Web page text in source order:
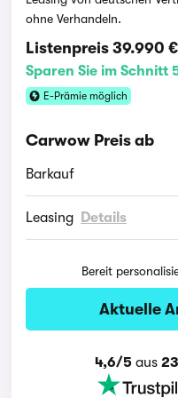
ohne Verhandeln.
Listenpreis39.990 €
Sparen Sie im Schnitt
E-Prämie möglich
Carwow Preis ab
Barkauf
Leasing Details
Bereit
Aktuelle
4,6/5aus